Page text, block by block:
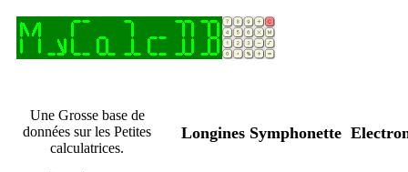
Une Grosse base de
données sur les Petites
calculatrices.
Longines Symphonette